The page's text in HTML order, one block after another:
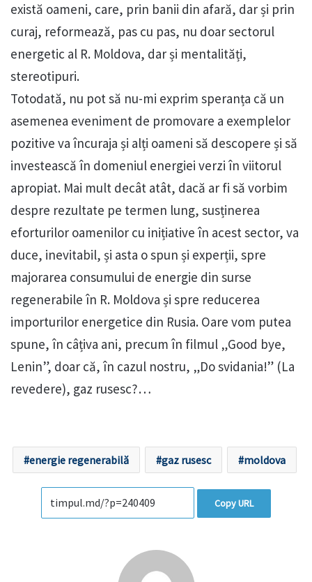
există oameni, care, prin banii din afară, dar și prin
curaj, reformează, pas cu pas, nu doar sectorul
energetic al R. Moldova, dar și mentalități,
stereotipuri.
Totodată, nu pot să nu-mi exprim speranța că un
asemenea eveniment de promovare a exemplelor
pozitive va încuraja și alți oameni să descopere și să
investească în domeniul energiei verzi în viitorul
apropiat. Mai mult decât atât, dacă ar fi să vorbim
despre rezultate pe termen lung, susținerea
eforturilor oamenilor cu inițiative în acest sector, va
duce, inevitabil, și asta o spun și experții, spre
majorarea consumului de energie din surse
regenerabile în R. Moldova și spre reducerea
importurilor energetice din Rusia. Oare vom putea
spune, în câțiva ani, precum în filmul „Good bye,
Lenin”, doar că, în cazul nostru, „Do svidania!” (La
revedere), gaz rusesc?…
energie regenerabilă gaz rusesc moldova
Copy URL